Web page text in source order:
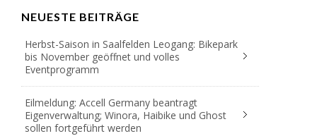
NEUESTE BEITRÄGE
Herbst-Saison in Saalfelden Leogang: Bikepark
bis November geöffnet und volles
Eventprogramm
Eilmeldung: Accell Germany beantragt
Eigenverwaltung; Winora, Haibike und Ghost
sollen fortgeführt werden